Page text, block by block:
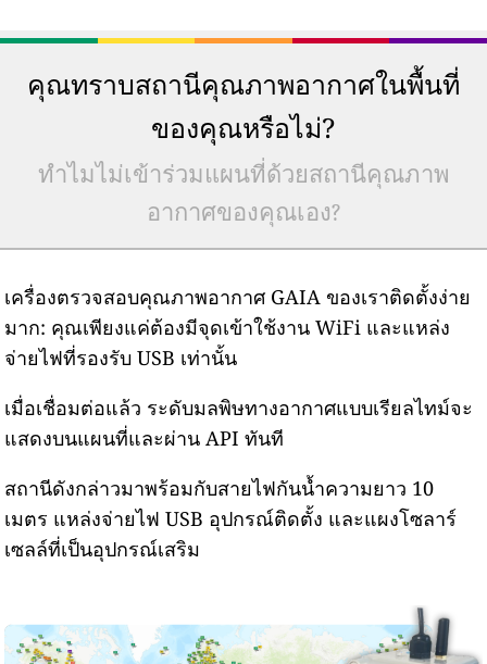
คุณทราบสถานีคุณภาพอากาศในพื้นที่
ของคุณหรือไม่?
ทำไมไม่เข้าร่วมแผนที่ด้วยสถานีคุณภาพ
อากาศของคุณเอง?
เครื่องตรวจสอบคุณภาพอากาศ GAIA ของเราติดตั้งง่าย
มาก: คุณเพียงแค่ต้องมีจุดเข้าใช้งาน WiFi และแหล่ง
จ่ายไฟที่รองรับ USB เท่านั้น
เมื่อเชื่อมต่อแล้ว ระดับมลพิษทางอากาศแบบเรียลไทม์จะ
แสดงบนแผนที่และผ่าน API ทันที
สถานีดังกล่าวมาพร้อมกับสายไฟกันน้ำความยาว 10
เมตร แหล่งจ่ายไฟ USB อุปกรณ์ติดตั้ง และแผงโซลาร์
เซลล์ที่เป็นอุปกรณ์เสริม